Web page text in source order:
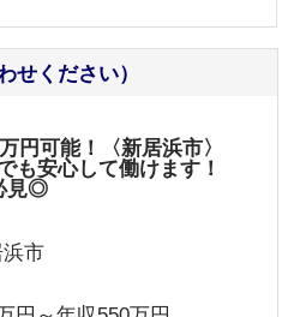
せください）
円可能！〈新居浜市〉
も安心して働けます！
見◎
浜市